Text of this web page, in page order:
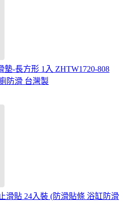
-長方形 1入 ZHTW1720-808
防滑 台灣製
滑貼 24入裝 (防滑貼條 浴缸防滑